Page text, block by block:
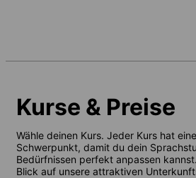
Kurse & Preise
Wähle deinen Kurs. Jeder Kurs hat
Schwerpunkt, damit du dein
Bedürfnissen perfekt anpassen
Blick auf unsere attraktiven